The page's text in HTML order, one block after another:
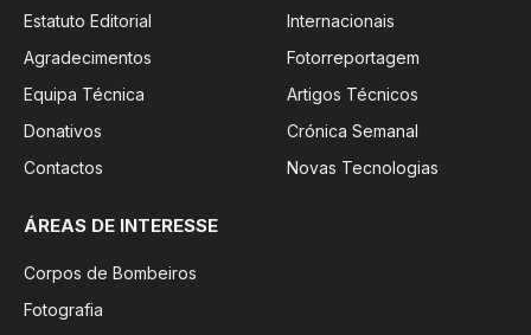
Estatuto Editorial
Agradecimentos
Equipa Técnica
Donativos
Contactos
Internacionais
Fotorreportagem
Artigos Técnicos
Crónica Semanal
Novas Tecnologias
ÁREAS DE INTERESSE
Corpos de Bombeiros
Fotografia